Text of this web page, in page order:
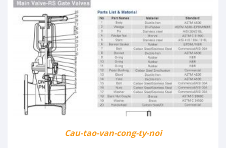
Cau-tao-van-cong-ty-noi